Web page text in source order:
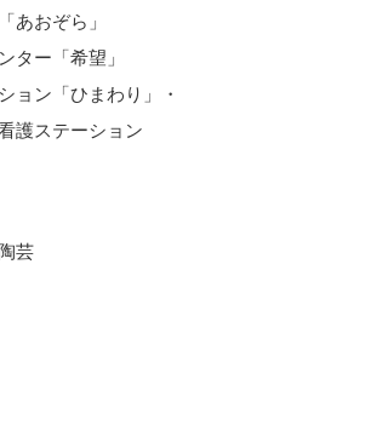
あおぞら」
ター「希望」
ョン「ひまわり」・
護ステーション
芸